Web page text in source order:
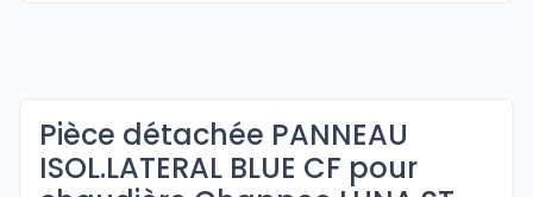
Pièce détachée PANNEAU
ISOL.LATERAL BLUE CF pour